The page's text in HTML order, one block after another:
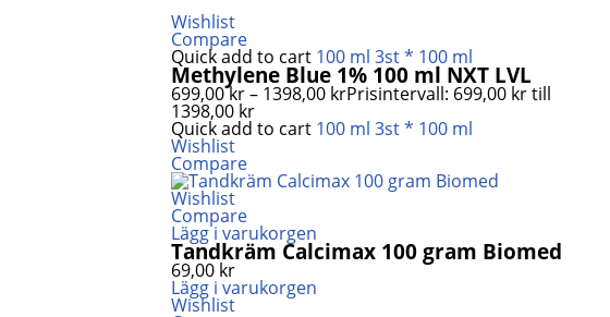
Wishlist
Compare
Quick add to cart 100 ml 3st * 100 ml
Methylene Blue 1% 100 ml NXT LVL
699,00kr– 1398,00 krPrisintervall: 699,00 kr till
1398,00 kr
Quick add to cart 100 ml 3st * 100 ml
Wishlist
Compare
Wishlist
Compare
Lägg i varukorgen
Tandkräm Calcimax 100 gram Biomed
69,00 kr
Lägg i varukorgen
Wishlist